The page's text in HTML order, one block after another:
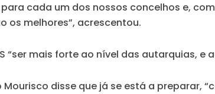
cada um dos nossos concelhos e,
os melhores”, acrescentou.
“ser mais forte ao nível das autarquias,
Mourisco disse que já se está a preparar,